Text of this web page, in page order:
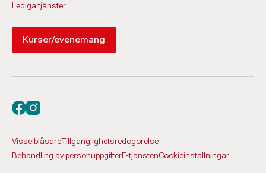
Lediga tjänster
Kurser/evenemang
VisselblåsareTillgänglighetsredogörelse
Behandling av personuppgifterE-tjänstenCookieinställningar
Besök oss på facebook
Besök oss på instagram